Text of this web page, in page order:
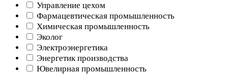
Управление цехом
Фармацевтическая промышленность
Химическая промышленность
Эколог
Электроэнергетика
Энергетик производства
Ювелирная промышленность